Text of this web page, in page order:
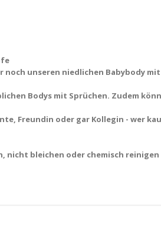
noch unseren niedlichen Babybody
Bodys mit Sprüchen. Zudem
Freundin oder gar Kollegin - wer
nicht bleichen oder chemisch reinigen